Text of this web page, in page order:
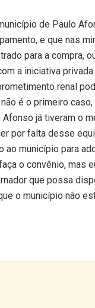
de Paulo
e que nas
para a compra,
a iniciativa
renal
é o primeiro
Afonso já tiveram o
por falta desse
ao município para
o convênio, mas
que possa
o município não